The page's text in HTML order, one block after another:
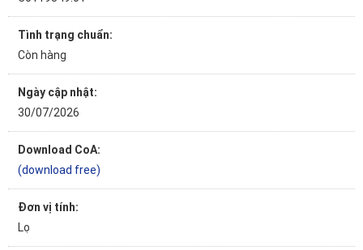
Tình trạng chuẩn:
Còn hàng
Ngày cập nhật:
30/07/2026
Download CoA:
(download free)
Đơn vị tính:
Lọ